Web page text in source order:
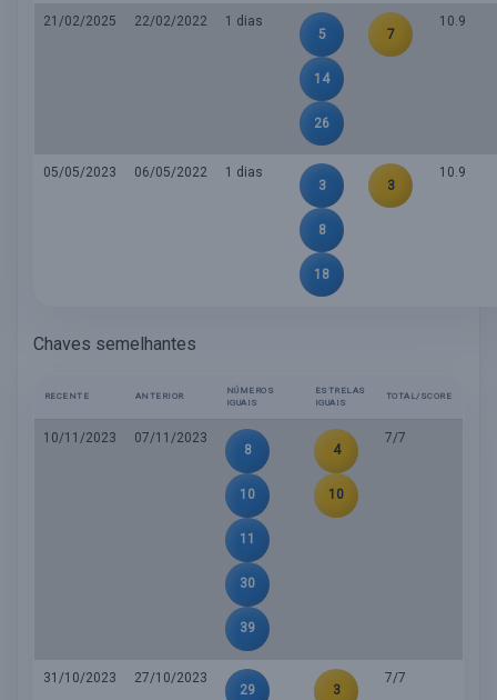
21/02/2025 22/02/2022
1 dias
5
14
26
7
10.9
05/05/2023 06/05/2022
1 dias
3
8
18
3
10.9
Chaves semelhantes
RECENTE ANTERIOR
NÚMEROS
IGUAIS
ESTRELAS
IGUAIS
TOTAL/SCORE
10/11/2023
07/11/2023
8
10
11
30
39
4
10
7/7
31/10/2023
27/10/2023
29
3
7/7